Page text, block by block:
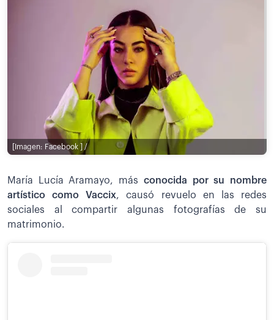
[Imagen: Facebook ] /
María Lucía Aramayo, más conocida por su nombre
artístico como Vaccix, causó revuelo en las redes
sociales al compartir algunas fotografías de su
matrimonio.